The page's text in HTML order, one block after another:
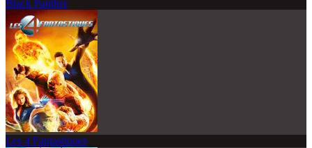
Black Panther
Les 4 Fantastiques